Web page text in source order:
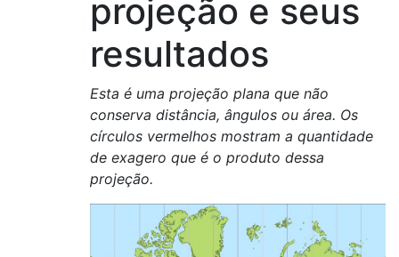
projeção e seus
resultados
Esta é uma projeção plana que não
conserva distância, ângulos ou área. Os
círculos vermelhos mostram a quantidade
de exagero que é o produto dessa
projeção.